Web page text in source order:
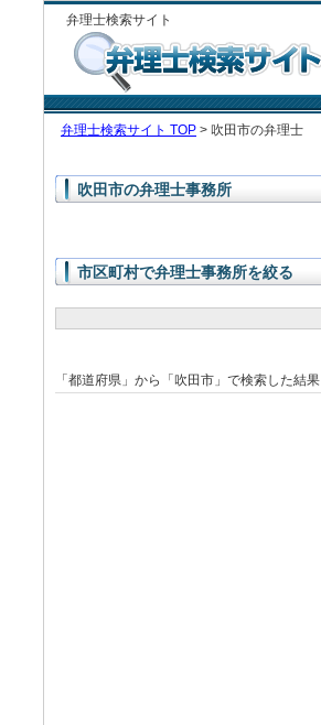
弁理士検索サイト
弁理士検索サイト TOP > 吹田市の弁理士
吹田市の弁理士事務所
市区町村で弁理士事務所を絞る
「都道府県」から「吹田市」で検索した結果